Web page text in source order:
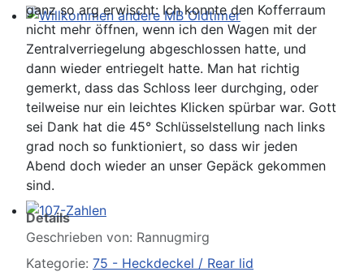
Willkommen andere MB Oldtimer
107-Zahlen
ganz so arg erwischt: Ich konnte den Kofferraum
nicht mehr öffnen, wenn ich den Wagen mit der
Zentralverriegelung abgeschlossen hatte, und
dann wieder entriegelt hatte. Man hat richtig
gemerkt, dass das Schloss leer durchging, oder
teilweise nur ein leichtes Klicken spürbar war. Gott
sei Dank hat die 45° Schlüsselstellung nach links
grad noch so funktioniert, so dass wir jeden
Abend doch wieder an unser Gepäck gekommen
sind.
Details
Geschrieben von: Rannugmirg
Kategorie: 75 - Heckdeckel / Rear lid